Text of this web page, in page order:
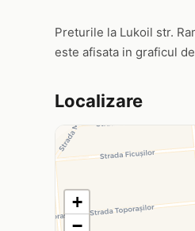
Preturile la Lukoil str.
este afisata in graficul
Localizare
+
−